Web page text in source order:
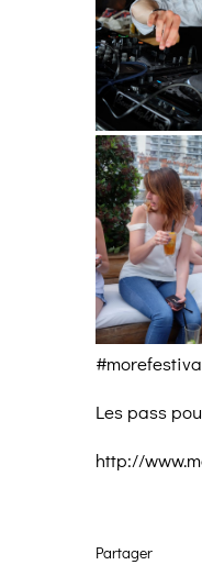
Les pass
http://
Partager